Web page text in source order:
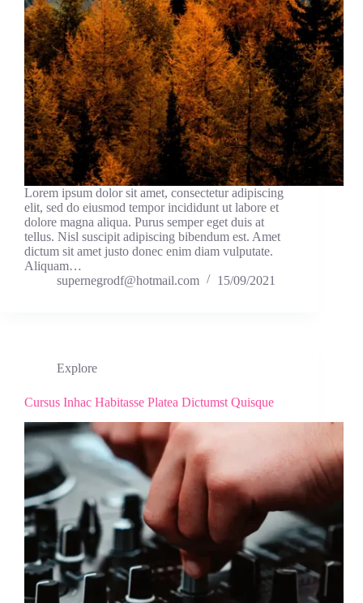
Lorem ipsum dolor sit amet, consectetur adipiscing
elit, sed do eiusmod tempor incididunt ut labore et
dolore magna aliqua. Purus semper eget duis at
tellus. Nisl suscipit adipiscing bibendum est. Amet
dictum sit amet justo donec enim diam vulputate.
Aliquam…
supernegrodf@hotmail.com
15/09/2021
Explore
Cursus Inhac Habitasse Platea Dictumst Quisque